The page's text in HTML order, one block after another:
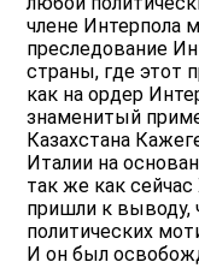
члене Интерпола
преследование
страны, где этот
как на ордер
знаменитый
Казахстана
Италии на
так же как
пришли к выводу,
политических
И он был